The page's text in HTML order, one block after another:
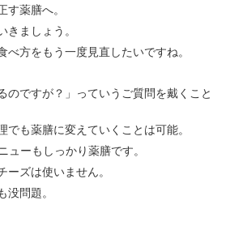
薬膳へ。
ましょう。
べ方をもう一度見直したいですね。
のですが？」っていうご質問を戴くこと
でも薬膳に変えていくことは可能。
ューもしっかり薬膳です。
ーズは使いません。
問題。